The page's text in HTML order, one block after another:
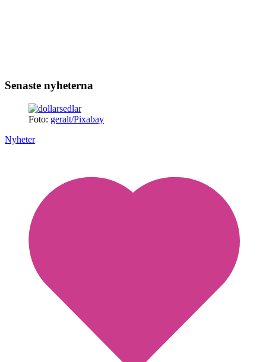
Senaste nyheterna
Foto: geralt/Pixabay
Nyheter